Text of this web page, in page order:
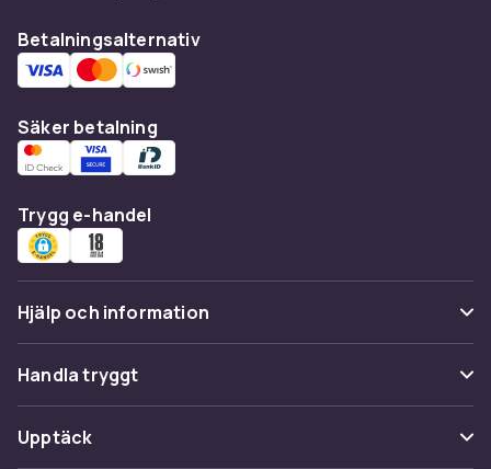
Betalningsalternativ
Säker betalning
Trygg e-handel
Hjälp och information
Vanliga frågor
Spåra paket
Ångra & Returnera här
Handla tryggt
Betalning
Upptäck